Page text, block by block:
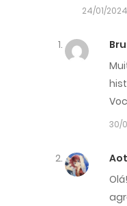
24/01/
30/